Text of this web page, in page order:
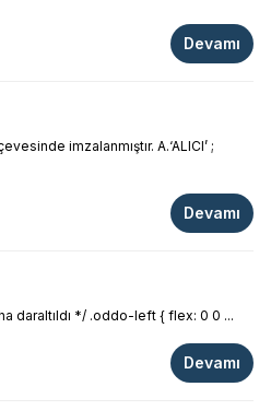
Devamı
imzalanmıştır. A.‘ALICI’ ;
Devamı
daraltıldı */ .oddo-left { flex: 0 0 ...
Devamı